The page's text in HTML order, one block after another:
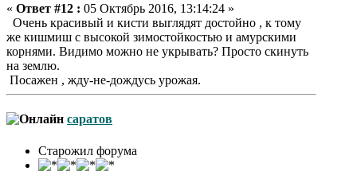
« Ответ #12 : 05 Октябрь 2016, 13:14:24 »
Очень красивый и кисти выглядят достойно , к тому
же кишмиш с высокой зимостойкостью и амурскими
корнями. Видимо можно не укрывать? Просто скинуть
на землю.
Посажен , жду-не-дождусь урожая.
саратов
Старожил форума